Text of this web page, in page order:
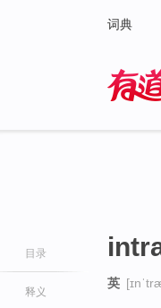
词典
目录
释义
英